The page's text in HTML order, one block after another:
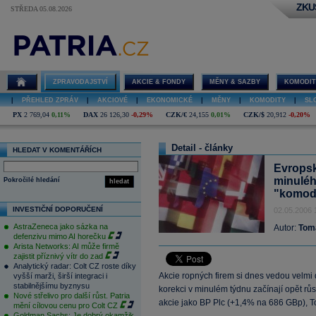
STŘEDA 05.08.2026
ZPRAVODAJSTVÍ AKCIE & FONDY MĚNY & SAZBY
PŘEHLED ZPRÁV AKCIOVÉ EKONOMICKÉ MĚNY KOMODITY
PX 2 769,04 0,11% DAX 26 126,30 -0,29% CZK/€ 24,155 0,01% CZK/$ 20,912 -0,20%
HLEDAT V KOMENTÁŘÍCH
hledat
Pokročilé hledání
INVESTIČNÍ DOPORUČENÍ
AstraZeneca jako sázka na
defenzivu mimo AI horečku
Arista Networks: AI může firmě
zajistit příznivý vítr do zad
Analytický radar: Colt CZ roste díky
vyšší marži, širší integraci i
stabilnějšímu byznysu
Nové střelivo pro další růst. Patria
mění cílovou cenu pro Colt CZ
Detail - články
02.05.2006
Autor:
Akcie ropných firem si dnes vedou
korekci v minulém týdnu začínají opět
akcie jako BP Plc (+1,4% na 686 GBp),